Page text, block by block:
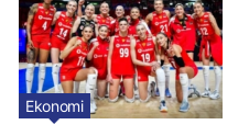
Ekonomi